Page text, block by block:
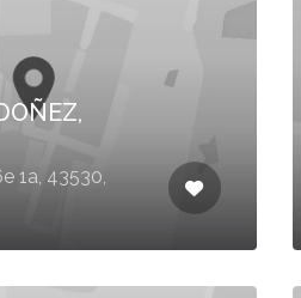
1a, 43530,